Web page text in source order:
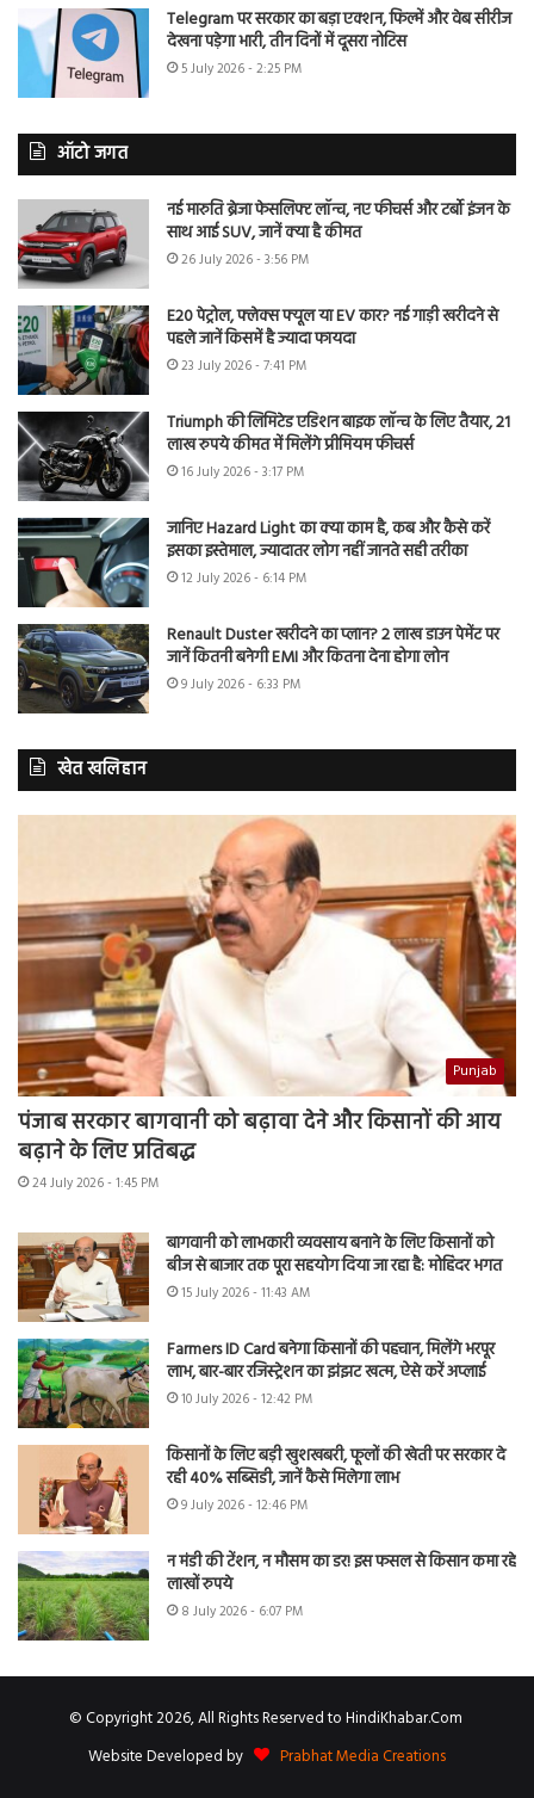
Telegram पर सरकार का बड़ा एक्शन, फिल्में और वेब सीरीज
देखना पड़ेगा भारी, तीन दिनों में दूसरा नोटिस
5 July 2026 - 2:25 PM
ऑटो जगत
नई मारुति ब्रेजा फेसलिफ्ट लॉन्च, नए फीचर्स और टर्बो इंजन के
साथ आई SUV, जानें क्या है कीमत
26 July 2026 - 3:56 PM
E20 पेट्रोल, फ्लेक्स फ्यूल या EV कार? नई गाड़ी खरीदने से
पहले जानें किसमें है ज्यादा फायदा
23 July 2026 - 7:41 PM
Triumph की लिमिटेड एडिशन बाइक लॉन्च के लिए तैयार, 21
लाख रुपये कीमत में मिलेंगे प्रीमियम फीचर्स
16 July 2026 - 3:17 PM
जानिए Hazard Light का क्या काम है, कब और कैसे करें
इसका इस्तेमाल, ज्यादातर लोग नहीं जानते सही तरीका
12 July 2026 - 6:14 PM
Renault Duster खरीदने का प्लान? 2 लाख डाउन पेमेंट पर
जानें कितनी बनेगी EMI और कितना देना होगा लोन
9 July 2026 - 6:33 PM
खेत खलिहान
Punjab
पंजाब सरकार बागवानी को बढ़ावा देने और किसानों की आय
बढ़ाने के लिए प्रतिबद्ध
24 July 2026 - 1:45 PM
बागवानी को लाभकारी व्यवसाय बनाने के लिए किसानों को
बीज से बाजार तक पूरा सहयोग दिया जा रहा है: मोहिंदर भगत
15 July 2026 - 11:43 AM
Farmers ID Card बनेगा किसानों की पहचान, मिलेंगे भरपूर
लाभ, बार-बार रजिस्ट्रेशन का झंझट खत्म, ऐसे करें अप्लाई
10 July 2026 - 12:42 PM
किसानों के लिए बड़ी खुशखबरी, फूलों की खेती पर सरकार दे
रही 40% सब्सिडी, जानें कैसे मिलेगा लाभ
9 July 2026 - 12:46 PM
न मंडी की टेंशन, न मौसम का डर! इस फसल से किसान कमा रहे
लाखों रुपये
8 July 2026 - 6:07 PM
© Copyright 2026, All Rights Reserved to HindiKhabar.Com
Website Developed by
Prabhat Media Creations